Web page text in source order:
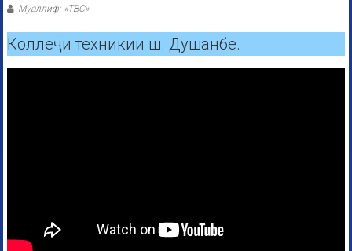
Муаллиф: «ТВС»
Коллеҷи техникии ш. Душанбе.